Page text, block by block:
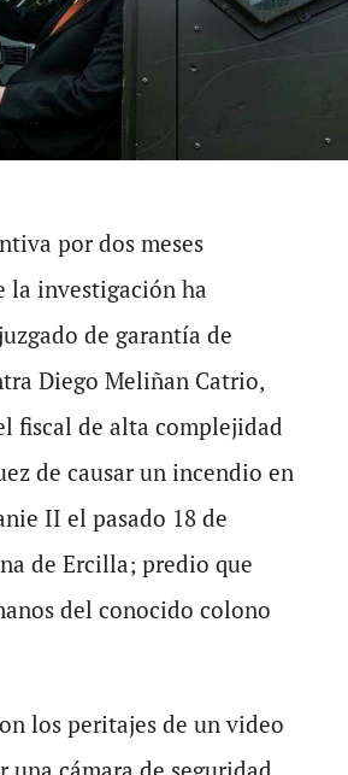
por dos meses
la investigación ha
de garantía de
Diego Meliñan Catrio,
fiscal de alta complejidad
de causar un incendio en
II el pasado 18 de
de Ercilla; predio que
del conocido colono
los peritajes de un video